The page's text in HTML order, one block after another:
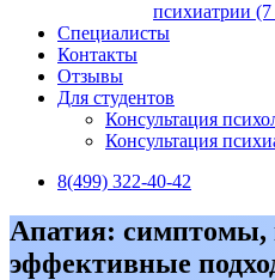
психиатрии
Специалисты
Контакты
Отзывы
Для студентов
Консультация
Консультация
8(499) 322-40-42
Апатия:
эффективные